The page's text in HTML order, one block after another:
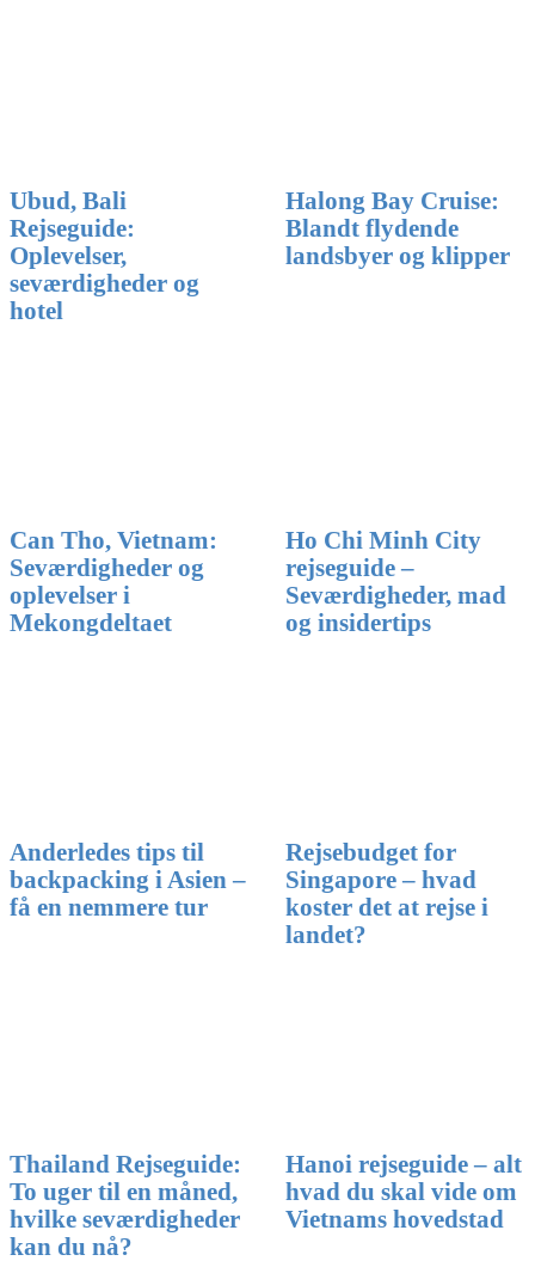
Ubud, Bali
Rejseguide:
Oplevelser,
seværdigheder og
hotel
Halong Bay Cruise:
Blandt flydende
landsbyer og klipper
Can Tho, Vietnam:
Seværdigheder og
oplevelser i
Mekongdeltaet
Ho Chi Minh City
rejseguide –
Seværdigheder, mad
og insidertips
Anderledes tips til
backpacking i Asien –
få en nemmere tur
Rejsebudget for
Singapore – hvad
koster det at rejse i
landet?
Thailand Rejseguide:
To uger til en måned,
hvilke seværdigheder
kan du nå?
Hanoi rejseguide – alt
hvad du skal vide om
Vietnams hovedstad